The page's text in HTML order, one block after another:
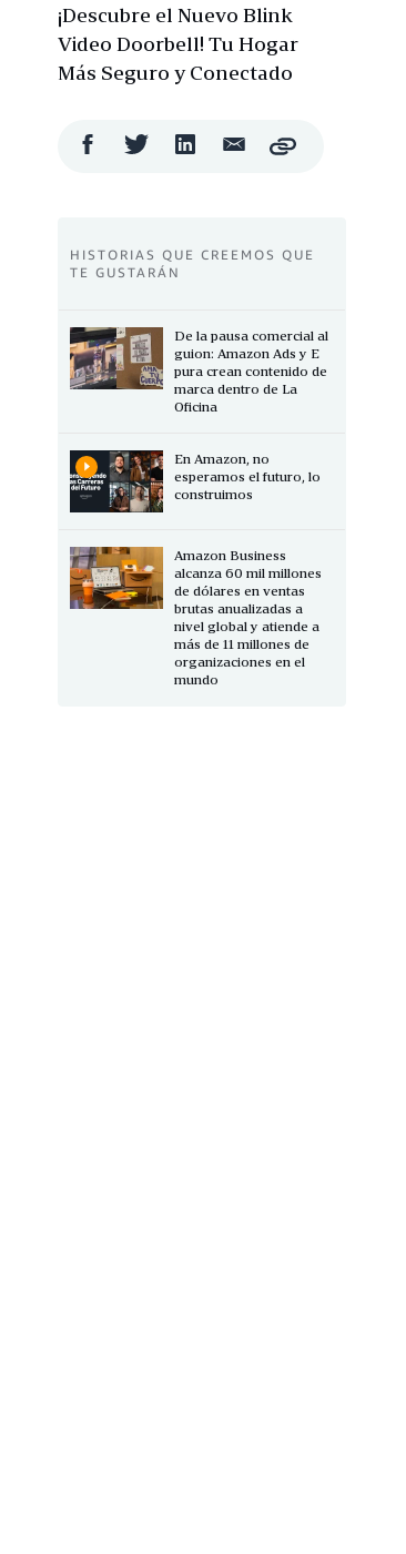
¡Descubre el Nuevo Blink
Video Doorbell! Tu Hogar
Más Seguro y Conectado
CompartirCompartirCompartirCompartir
Copy
HISTORIAS QUE CREEMOS QUE
TE GUSTARÁN
De la pausa comercial al
guion: Amazon Ads y E
pura crean contenido de
marca dentro de La
Oficina
En Amazon, no
esperamos el futuro, lo
construimos
Amazon Business
alcanza 60 mil millones
de dólares en ventas
brutas anualizadas a
nivel global y atiende a
más de 11 millones de
organizaciones en el
mundo